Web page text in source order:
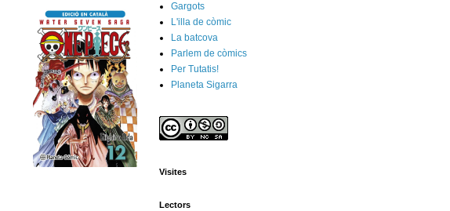
Gargots
L'illa de còmic
La batcova
Parlem de còmics
Per Tutatis!
Planeta Sigarra
Visites
Lectors